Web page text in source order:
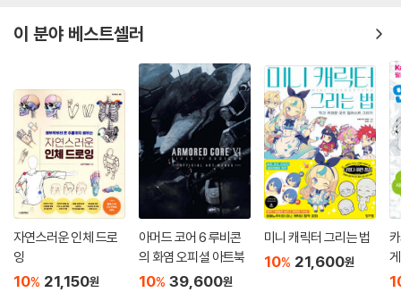
이 분야 베스트셀러
자연스러운 인체 드로
잉
10% 21,150원
아머드 코어 6 루비콘
의 화염 오피셜 아트북
10% 39,600원
미니 캐릭터 그리는 법
10% 21,600원